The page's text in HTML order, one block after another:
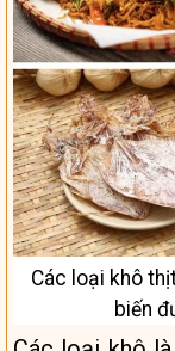
Các loại khô
biến